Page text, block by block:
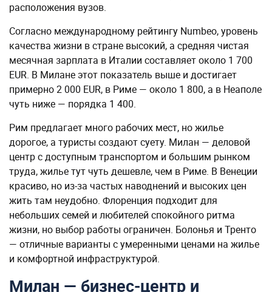
расположения вузов.
Согласно международному рейтингу Numbeo, уровень
качества жизни в стране высокий, а средняя чистая
месячная зарплата в Италии составляет около 1 700
EUR. В Милане этот показатель выше и достигает
примерно 2 000 EUR, в Риме — около 1 800, а в Неаполе
чуть ниже — порядка 1 400.
Рим предлагает много рабочих мест, но жилье
дорогое, а туристы создают суету. Милан — деловой
центр с доступным транспортом и большим рынком
труда, жилье тут чуть дешевле, чем в Риме. В Венеции
красиво, но из-за частых наводнений и высоких цен
жить там неудобно. Флоренция подходит для
небольших семей и любителей спокойного ритма
жизни, но выбор работы ограничен. Болонья и Тренто
— отличные варианты с умеренными ценами на жилье
и комфортной инфраструктурой.
Милан — бизнес-центр и